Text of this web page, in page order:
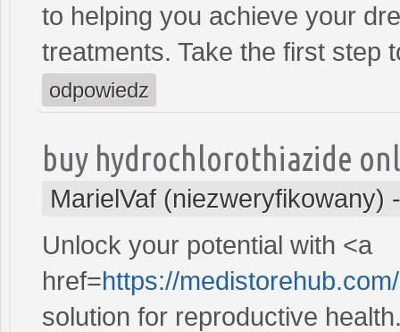
to helping you achieve your
treatments. Take the first step
odpowiedz
buy hydrochlorothiazide
MarielVaf (niezweryfikowany)
Unlock your potential with <a
href=https://
solution for reproductive